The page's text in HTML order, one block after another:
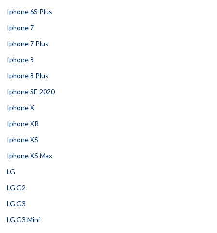
Iphone 6S Plus
Iphone 7
Iphone 7 Plus
Iphone 8
Iphone 8 Plus
Iphone SE 2020
Iphone X
Iphone XR
Iphone XS
Iphone XS Max
LG
LG G2
LG G3
LG G3 Mini